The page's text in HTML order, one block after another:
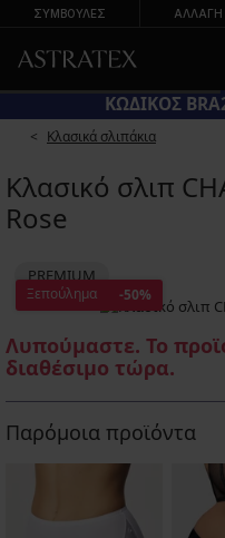
ΣΥΜΒΟΥΛΕΣ ΑΛΛΑΓΉ
ΚΩΔΙΚΟΣ
Κλασικά σλιπάκια
Κλασικό σλιπ
Rose
PREMIUM
Ξεπούλημα -50%
Λυπούμαστε. Το
διαθέσιμο τώρα.
Παρόμοια προϊόντα